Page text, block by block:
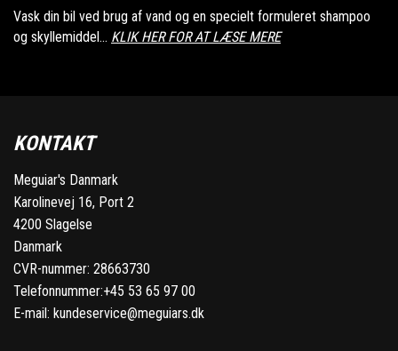
Vask din bil ved brug af vand og en specielt formuleret shampoo
og skyllemiddel... KLIK HER FOR AT LÆSE MERE
KONTAKT
Meguiar's Danmark
Karolinevej 16, Port 2
4200 Slagelse
Danmark
CVR-nummer: 28663730
Telefonnummer:+45 53 65 97 00
E-mail: kundeservice@meguiars.dk